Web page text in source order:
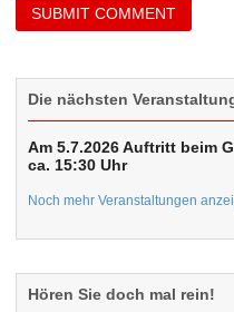
Die nächsten
Am 5.7.2026 Auftritt beim
ca. 15:30 Uhr
Noch mehr Veranstaltungen
Hören Sie doch mal rein!